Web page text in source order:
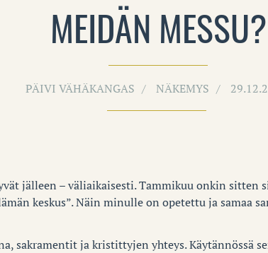
MEIDÄN MESSU?
PÄIVI VÄHÄKANGAS NÄKEMYS
jälleen – väliaikaisesti. Tammikuu onkin sitten
keskus”. Näin minulle on opetettu ja samaa
sakramentit ja kristittyjen yhteys. Käytännössä